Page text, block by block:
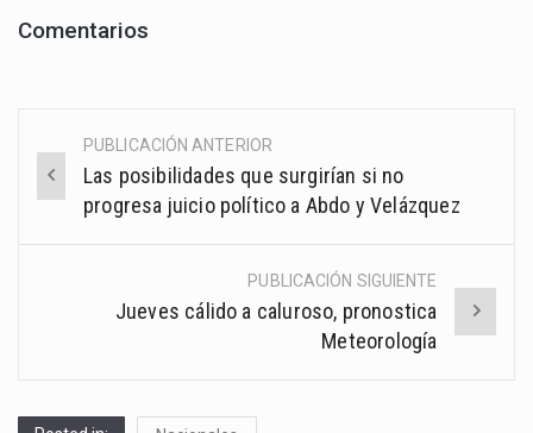
Comentarios
Post
navigation
PUBLICACIÓN ANTERIOR
Las posibilidades que surgirían si no
progresa juicio político a Abdo y Velázquez
PUBLICACIÓN SIGUIENTE
Jueves cálido a caluroso, pronostica
Meteorología